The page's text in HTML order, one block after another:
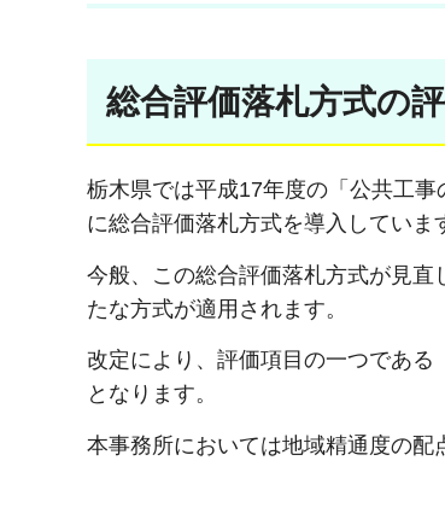
総合評価落札方式の
栃木県では平成17年度の「公共工
に総合評価落札方式を導入していま
今般、この総合評価落札方式が見
たな方式が適用されます。
改定により、評価項目の一つであ
となります。
本事務所においては地域精通度の配